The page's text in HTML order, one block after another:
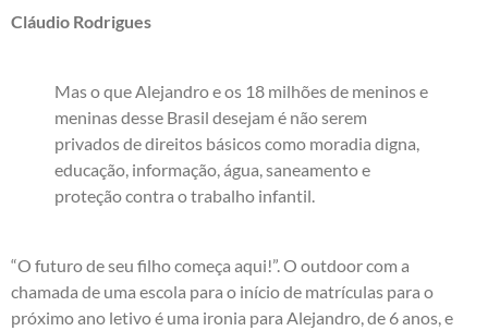
Cláudio Rodrigues
Mas o que Alejandro e os 18 milhões de meninos e
meninas desse Brasil desejam é não serem
privados de direitos básicos como moradia digna,
educação, informação, água, saneamento e
proteção contra o trabalho infantil.
“O futuro de seu filho começa aqui!”. O outdoor com a
chamada de uma escola para o início de matrículas para o
próximo ano letivo é uma ironia para Alejandro, de 6 anos, e